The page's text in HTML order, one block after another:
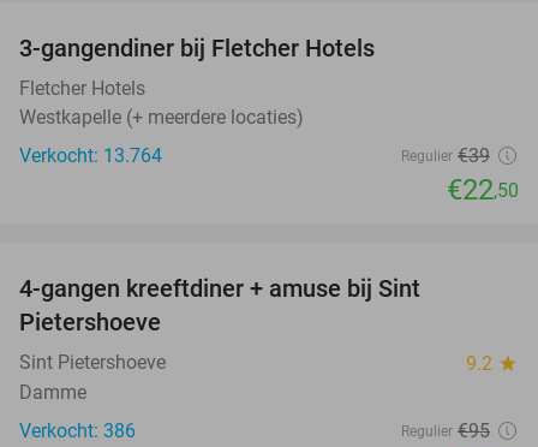
3-gangendiner bij Fletcher Hotels
Fletcher Hotels
Westkapelle (+ meerdere locaties)
Verkocht: 13.764
Regulier €39
€22,50
4-gangen kreeftdiner + amuse bij Sint
Pietershoeve
Sint Pietershoeve 9.2 star
Damme
Verkocht: 386
Regulier €95